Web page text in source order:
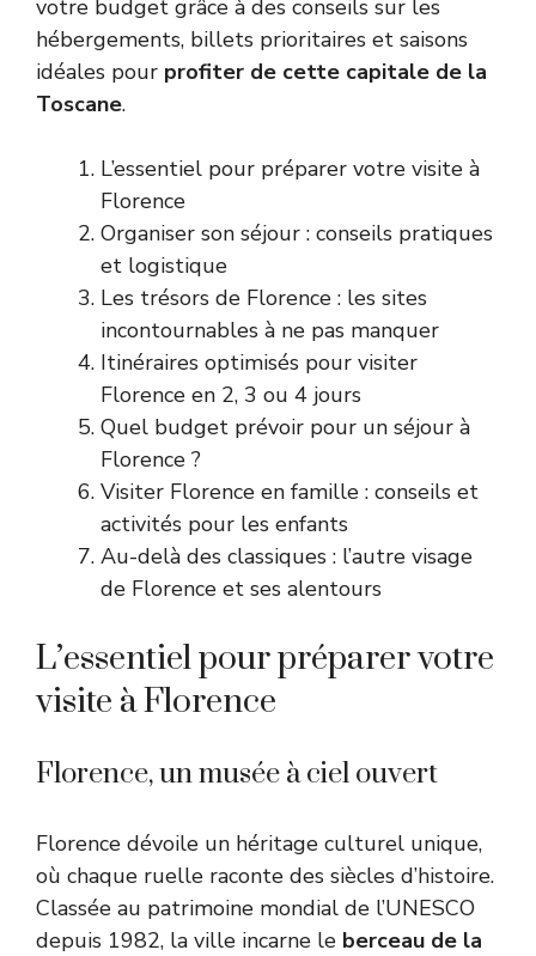
votre budget grâce à des conseils sur les
hébergements, billets prioritaires et saisons
idéales pour profiter de cette capitale de la
Toscane.
L’essentiel pour préparer votre visite à
Florence
Organiser son séjour : conseils pratiques
et logistique
Les trésors de Florence : les sites
incontournables à ne pas manquer
Itinéraires optimisés pour visiter
Florence en 2, 3 ou 4 jours
Quel budget prévoir pour un séjour à
Florence ?
Visiter Florence en famille : conseils et
activités pour les enfants
Au-delà des classiques : l’autre visage
de Florence et ses alentours
L’essentiel pour préparer votre
visite à Florence
Florence, un musée à ciel ouvert
Florence dévoile un héritage culturel unique,
où chaque ruelle raconte des siècles d’histoire.
Classée au patrimoine mondial de l’UNESCO
depuis 1982, la ville incarne le berceau de la